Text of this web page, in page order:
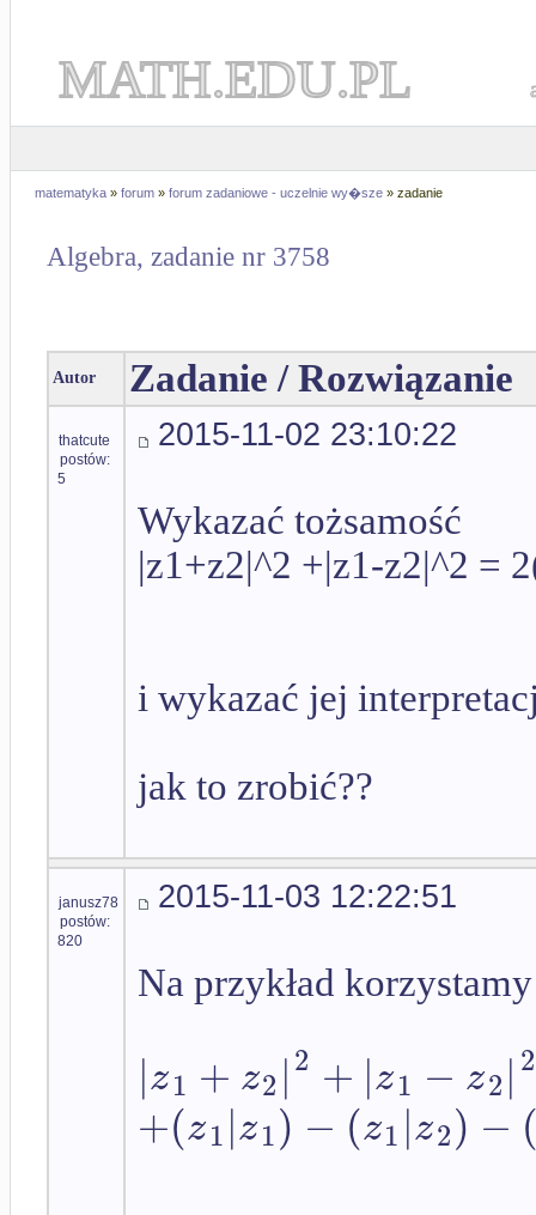
MATH.EDU.PL
matematyka » forum » forum zadaniowe - uczelnie wy�sze » zadanie
Algebra, zadanie nr 3758
Autor Zadanie / Rozwiązanie
thatcute
postów:
5
2015-11-02 23:10:22
Wykazać tożsamość
|z1+z2|^2 +|z1-z2|^2 =
i wykazać jej
jak to zrobić??
janusz78
postów:
820
2015-11-03 12:22:51
Na przykład
|z1 + z2|2 + |z1 − z2|2
+(z1|z1) − (z1|z2) −